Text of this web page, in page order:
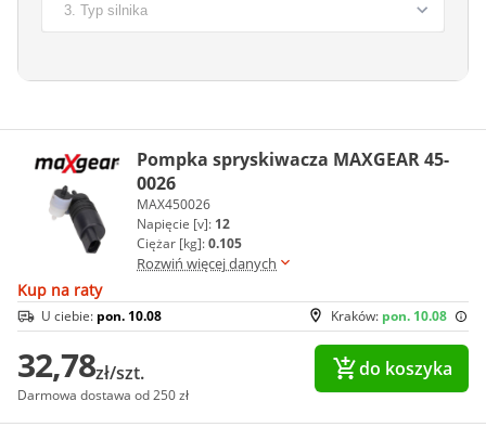
Pompka spryskiwacza MAXGEAR 45-
0026
MAX450026
Napięcie [v]: 12
Ciężar [kg]:0.105
Rozwiń więcej danych
Kup na raty
Kraków: pon. 10.08
U ciebie: pon. 10.08
32,78zł/szt.
Darmowa dostawa od 250 zł
do koszyka